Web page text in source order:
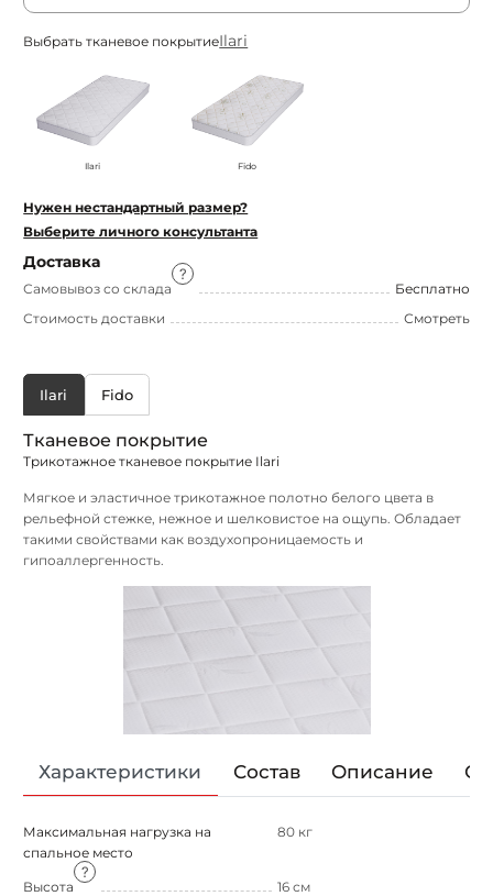
Выбрать тканевое покрытиеIlari
Ilari Fido
Нужен нестандартный размер?
Выберите личного консультанта
Доставка
Самовывоз со склада
Бесплатно
Стоимость доставки
Смотреть
Ilari Fido
Тканевое покрытие
Трикотажное тканевое покрытие Ilari
Мягкое и эластичное трикотажное полотно белого цвета в
рельефной стежке, нежное и шелковистое на ощупь. Обладает
такими свойствами как воздухопроницаемость и
гипоаллергенность.
Характеристики Состав Описание
Максимальная нагрузка на
спальное место
80 кг
Высота 16 см